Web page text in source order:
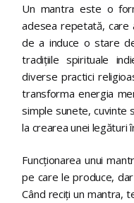
Un mantra este o
adesea repetată, care
de a induce o stare
tradițiile spirituale
diverse practici
transforma energia
simple sunete, cuvinte
la crearea unei legături
Funcționarea unui
pe care le produce,
Când reciți un mantra,